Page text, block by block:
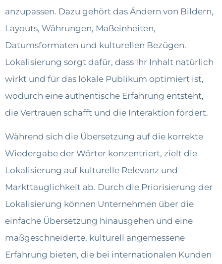
anzupassen. Dazu gehört das Ändern von Bildern,
Layouts, Währungen, Maßeinheiten,
Datumsformaten und kulturellen Bezügen.
Lokalisierung sorgt dafür, dass Ihr Inhalt natürlich
wirkt und für das lokale Publikum optimiert ist,
wodurch eine authentische Erfahrung entsteht,
die Vertrauen schafft und die Interaktion fördert.
Während sich die Übersetzung auf die korrekte
Wiedergabe der Wörter konzentriert, zielt die
Lokalisierung auf kulturelle Relevanz und
Markttauglichkeit ab. Durch die Priorisierung der
Lokalisierung können Unternehmen über die
einfache Übersetzung hinausgehen und eine
maßgeschneiderte, kulturell angemessene
Erfahrung bieten, die bei internationalen Kunden